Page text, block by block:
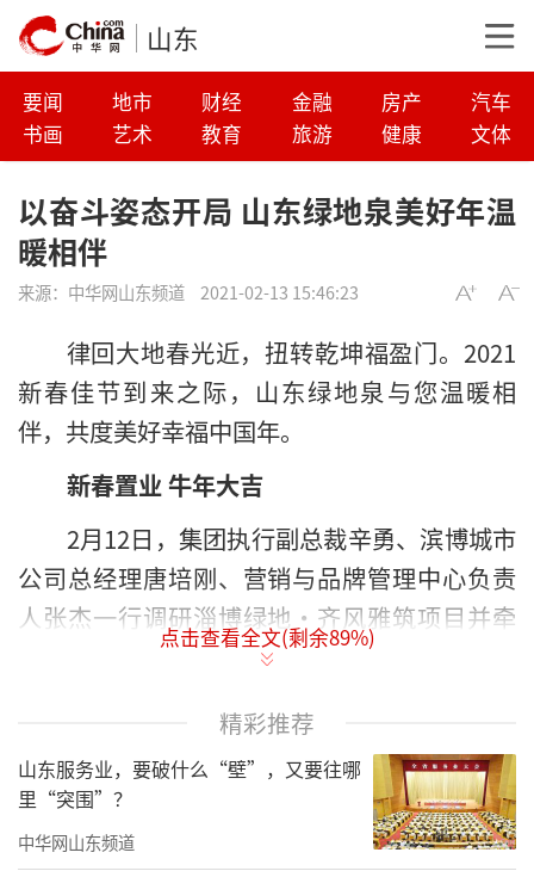
山东
要闻 地市 财经 金融 房产
汽车
书画
艺术 教育 旅游 健康 文体
以奋斗姿态开局 山东绿地泉美好年温
暖相伴
来源： 中华网山东频道 2021-02-13 15:46:23
律回大地春光近，扭转乾坤福盈门。2021
新春佳节到来之际，山东绿地泉与您温暖相
伴，共度美好幸福中国年。
新春置业 牛年大吉
2月12日，集团执行副总裁辛勇、滨博城市
公司总经理唐培刚、营销与品牌管理中心负责
人张杰一行调研淄博绿地·齐风雅筑项目并牵
头召开工作专题梳理会，围绕项目规划、营销
和责任状，全面提升精细化管理水平，确保各
项工作稳步推进。
点击查看全文(剩余89%)
精彩推荐
山东服务业，要破什么“壁”，又要往哪
里“突围”？
中华网山东频道